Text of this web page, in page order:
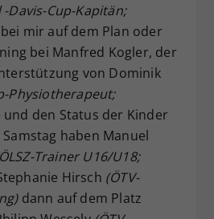
Cup-Kapitän;
mir auf dem Plan oder
bei Manfred Kogler, der
von Dominik
Physiotherapeut;
den Status der Kinder
haben Manuel
Trainer U16/U18;
Hirsch (ÖTV-
dann auf dem Platz